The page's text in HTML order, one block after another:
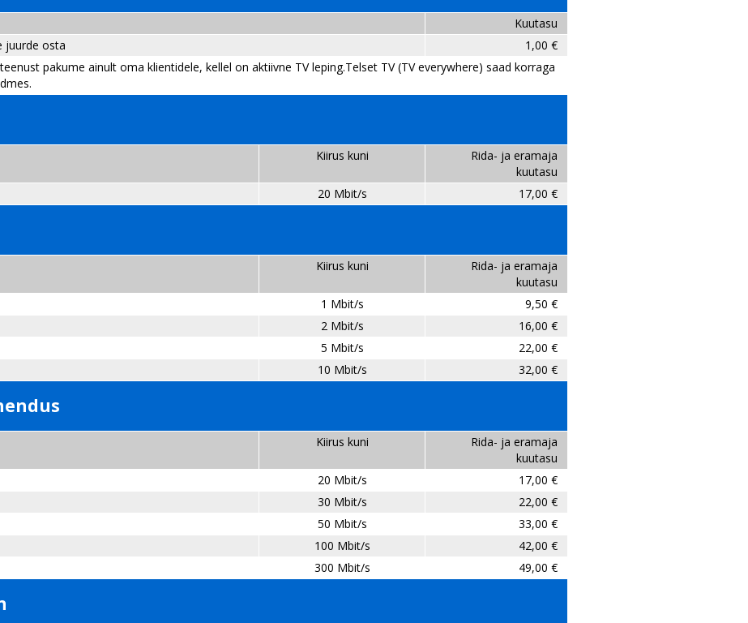
Kuutasu
juurde osta
1,00 €
pakume ainult oma klientidele, kellel on aktiivne TV leping.Telset TV (TV everywhere) saad korraga
Kiirus kuni
Rida- ja eramaja
kuutasu
20 Mbit/s 17,00 €
Kiirus kuni
Rida- ja eramaja
kuutasu
1 Mbit/s
9,50 €
2 Mbit/s
16,00 €
5 Mbit/s
22,00 €
10 Mbit/s 32,00 €
Kiirus kuni
Rida- ja eramaja
kuutasu
20 Mbit/s
17,00 €
30 Mbit/s
22,00 €
50 Mbit/s
33,00 €
100 Mbit/s
42,00 €
300 Mbit/s 49,00 €